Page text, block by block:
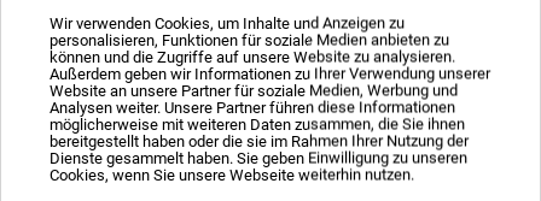
Wir verwenden Cookies, um Inhalte und Anzeigen zu
personalisieren, Funktionen für soziale Medien anbieten zu
können und die Zugriffe auf unsere Website zu analysieren.
Außerdem geben wir Informationen zu Ihrer Verwendung unserer
Website an unsere Partner für soziale Medien, Werbung und
Analysen weiter. Unsere Partner führen diese Informationen
möglicherweise mit weiteren Daten zusammen, die Sie ihnen
bereitgestellt haben oder die sie im Rahmen Ihrer Nutzung der
Dienste gesammelt haben. Sie geben Einwilligung zu unseren
Cookies, wenn Sie unsere Webseite weiterhin nutzen.
Ob als wohltuende Auszeit für Kopf, Herz und Seele bei Karin
Weixler oder beim inspirierenden „Kunst & Kaffee“ mit Daniela
Maria Lisker – in unseren ein- bis dreitägigen Kursen
vermitteln wir vielfältige Mal- und Gestaltungsmethoden, die
Freude am kreativen Schaffen wecken. Unsere Kurse richten
sich an Einsteiger.